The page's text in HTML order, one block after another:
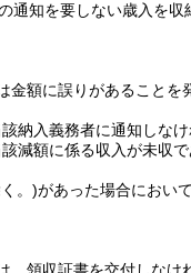
通知を要しない歳入を
額に誤りがあること
納入義務者に通知しなけ
減額に係る収入が未収
。)があった場合におい